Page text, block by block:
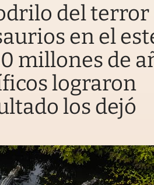
del terror
en el
millones de
lograron
los dejó